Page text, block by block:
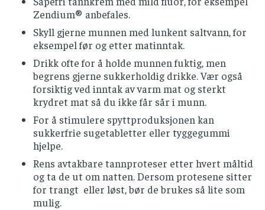
asparges bør gis et oppkok før inntak.
Hvis du bruker immundempende medisiner
må du unngå grapefrukt, pomelo,
bitterappelsin, stjernefrukt og
granateplejuice.
HONNING
varmebehandler honning, helst fra
porsjonspakninger.
KJØTT OG KJØTTPRODUKTER
Rått kjøtt (inkludert spekemat) bør unngås
Farsemat som hamburgere og kjøttdeig etc.
Zendium® anbefales.
Skyll gjerne munnen med lunkent saltvann, for
eksempel før og etter matinntak.
Drikk ofte for å holde munnen fuktig, men
begrens gjerne sukkerholdig drikke. Vær også
forsiktig ved inntak av varm mat og sterkt
krydret mat så du ikke får sår i munn.
For å stimulere spyttproduksjonen kan
sukkerfrie sugetabletter eller tyggegummi
hjelpe.
Rens avtakbare tannproteser etter hvert måltid
og ta de ut om natten. Dersom protesene sitter
for trangt eller løst, bør de brukes så lite som
mulig.